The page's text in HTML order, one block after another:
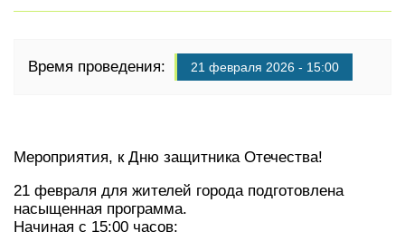
Время проведения: 21 февраля 2026 - 15:00
Мероприятия, к Дню защитника Отечества!
21 февраля для жителей города подготовлена
насыщенная программа.
Начиная с 15:00 часов: